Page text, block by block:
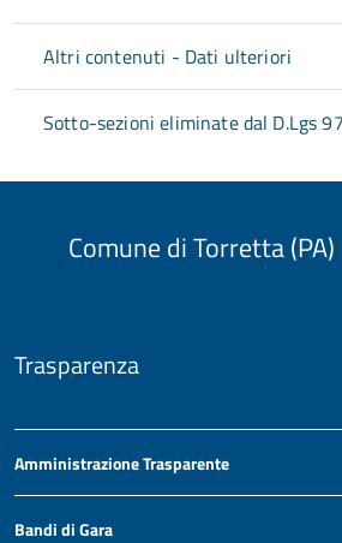
Altri contenuti - Dati ulteriori
Sotto-sezioni eliminate dal D.Lgs
Comune di Torretta (PA)
Trasparenza
Amministrazione Trasparente
Bandi di Gara